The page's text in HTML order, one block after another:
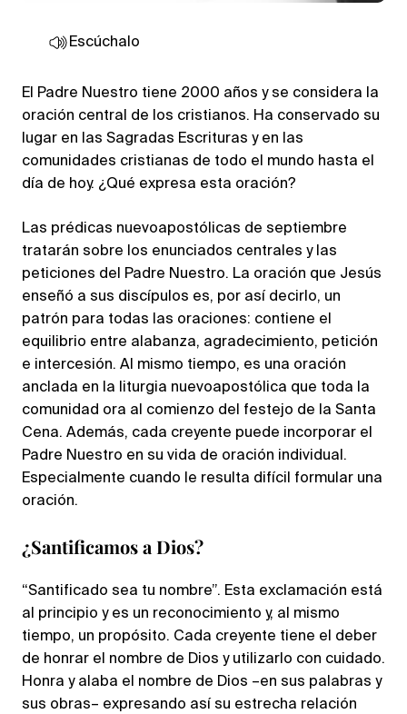
Escúchalo
El Padre Nuestro tiene 2000 años y se considera la
oración central de los cristianos. Ha conservado su
lugar en las Sagradas Escrituras y en las
comunidades cristianas de todo el mundo hasta el
día de hoy. ¿Qué expresa esta oración?
Las prédicas nuevoapostólicas de septiembre
tratarán sobre los enunciados centrales y las
peticiones del Padre Nuestro. La oración que Jesús
enseñó a sus discípulos es, por así decirlo, un
patrón para todas las oraciones: contiene el
equilibrio entre alabanza, agradecimiento, petición
e intercesión. Al mismo tiempo, es una oración
anclada en la liturgia nuevoapostólica que toda la
comunidad ora al comienzo del festejo de la Santa
Cena. Además, cada creyente puede incorporar el
Padre Nuestro en su vida de oración individual.
Especialmente cuando le resulta difícil formular una
oración.
¿Santificamos a Dios?
“Santificado sea tu nombre”. Esta exclamación está
al principio y es un reconocimiento y, al mismo
tiempo, un propósito. Cada creyente tiene el deber
de honrar el nombre de Dios y utilizarlo con cuidado.
Honra y alaba el nombre de Dios –en sus palabras y
sus obras– expresando así su estrecha relación